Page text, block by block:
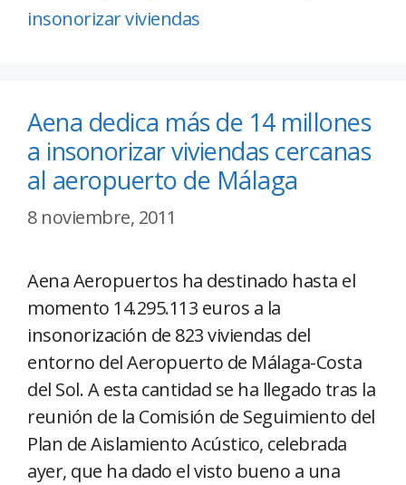
insonorizar viviendas
Aena dedica más de 14 millones
a insonorizar viviendas cercanas
al aeropuerto de Málaga
8 noviembre, 2011
Aena Aeropuertos ha destinado hasta el
momento 14.295.113 euros a la
insonorización de 823 viviendas del
entorno del Aeropuerto de Málaga-Costa
del Sol. A esta cantidad se ha llegado tras la
reunión de la Comisión de Seguimiento del
Plan de Aislamiento Acústico, celebrada
ayer, que ha dado el visto bueno a una